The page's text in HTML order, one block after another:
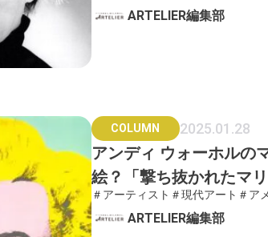
ARTELIER編集部
COLUMN 2025.01.28
アンディ ウォーホルの
絵？「撃ち抜かれたマ
＃アーティスト ＃現代アート ＃ア
ARTELIER編集部